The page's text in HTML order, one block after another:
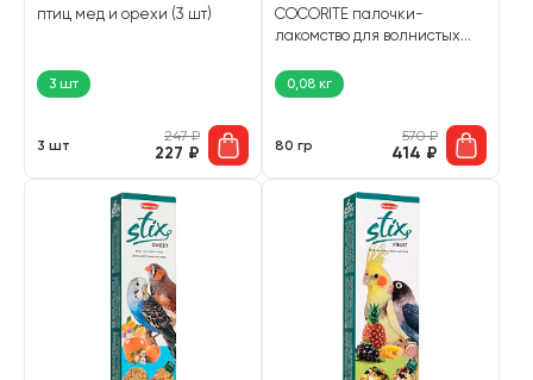
птиц мед и орехи (3 шт)
3 шт
3 шт
247₽
227 ₽
COCORITE палочки-
лакомство для волнистых
птиц с травами (80 гр)
0,08 кг
80 гр
570₽
414 ₽